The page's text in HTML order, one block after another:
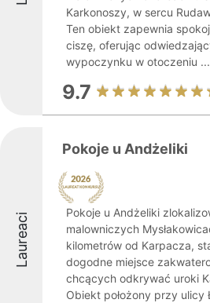
Karkonoszy, w sercu
Ten obiekt zapewnia
ciszę, oferując
wypoczynku w otoczeniu ...
9.7
Laureaci
Pokoje u Andżeliki
Pokoje u Andżeliki
malowniczych
kilometrów od Karpacza,
dogodne miejsce
chcących odkrywać uroki
Obiekt położony przy ulicy